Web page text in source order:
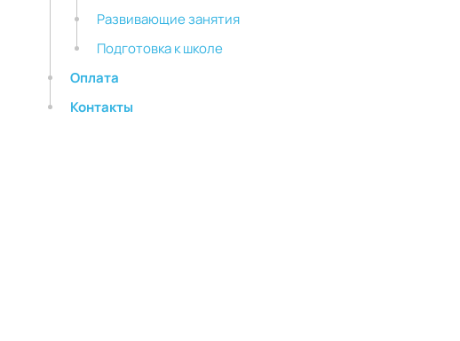
Развивающие занятия
Подготовка к школе
Оплата
Контакты